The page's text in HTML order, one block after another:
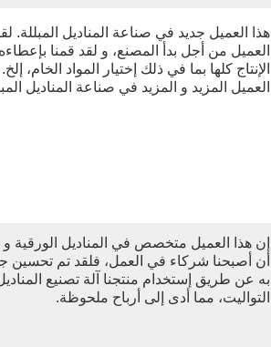
هذا العميل جديد في صناعة المناديل المبللة.
العميل من أجل بدأ المصنع، و لقد قمنا
الإنتاج كلها بما في ذلك إختيار المواد الخام،
العميل المزيد و المزيد في صناعة المناديل
إن هذا العميل متخصص في المناديل الورقية و
أن أصبحنا شركاء في العمل، فلقد تم تحسين
به عن طريق إستخدام منتجنا آلة تصنيع
التواليت، مما أدى إلى أرباح ملحوظة.